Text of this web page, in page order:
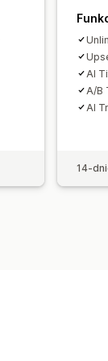
AI
A/B
AI
14-